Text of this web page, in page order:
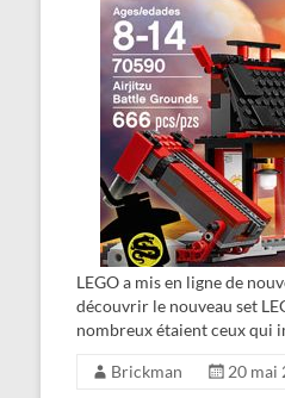
LEGO a mis en ligne de
découvrir le nouveau set
nombreux étaient ceux qui
Brickman 20 mai